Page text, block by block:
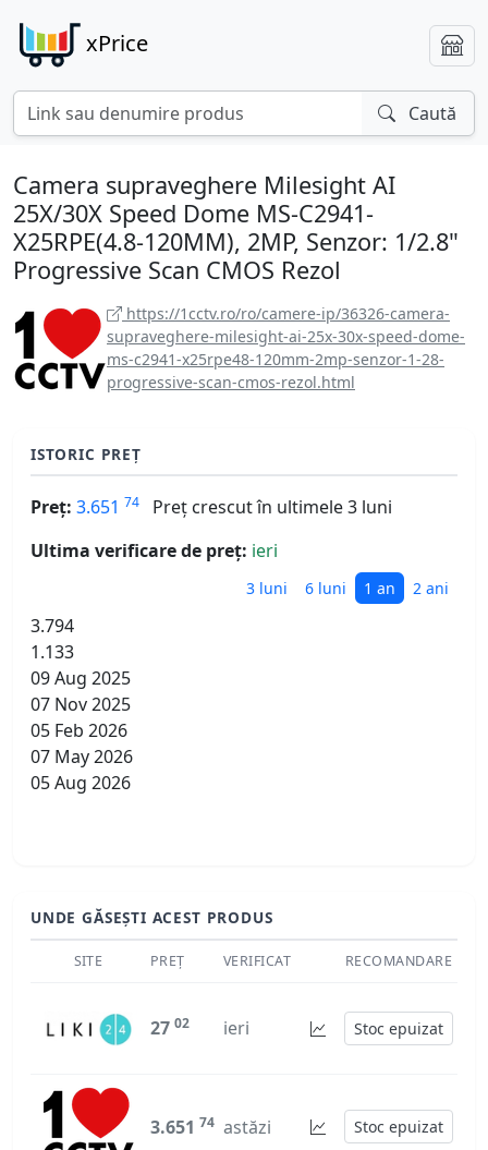
xPrice
Caută
Camera supraveghere Milesight AI
25X/30X Speed Dome MS-C2941-
X25RPE(4.8-120MM), 2MP, Senzor: 1/2.8"
Progressive Scan CMOS Rezol
https://1cctv.ro/ro/camere-ip/36326-camera-
supraveghere-milesight-ai-25x-30x-speed-dome-
ms-c2941-x25rpe48-120mm-2mp-senzor-1-28-
progressive-scan-cmos-rezol.html
ISTORIC PREȚ
Preț: 3.651 74
Preț crescut în ultimele 3 luni
Ultima verificare de preț: ieri
3 luni 6 luni 1 an 2 ani
3.794
1.133
09 Aug 2025
07 Nov 2025
05 Feb 2026
07 May 2026
05 Aug 2026
UNDE GĂSEȘTI ACEST PRODUS
SITE PREȚ VERIFICAT RECOMANDARE
27 02 ieri Stoc epuizat
3.651 74 astăzi Stoc epuizat